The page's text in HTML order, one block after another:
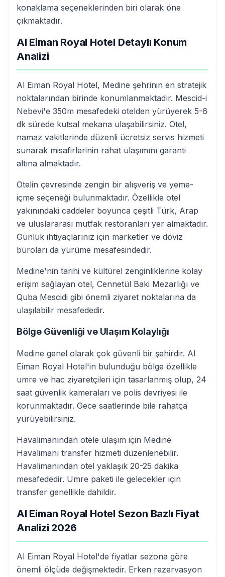
konaklama seçeneklerinden biri olarak öne
çıkmaktadır.
Al Eiman Royal Hotel Detaylı Konum
Analizi
Al Eiman Royal Hotel, Medine şehrinin en stratejik
noktalarından birinde konumlanmaktadır. Mescid-i
Nebevi'e 350m mesafedeki otelden yürüyerek 5-6
dk sürede kutsal mekana ulaşabilirsiniz. Otel,
namaz vakitlerinde düzenli ücretsiz servis hizmeti
sunarak misafirlerinin rahat ulaşımını garanti
altına almaktadır.
Otelin çevresinde zengin bir alışveriş ve yeme-
içme seçeneği bulunmaktadır. Özellikle otel
yakınındaki caddeler boyunca çeşitli Türk, Arap
ve uluslararası mutfak restoranları yer almaktadır.
Günlük ihtiyaçlarınız için marketler ve döviz
büroları da yürüme mesafesindedir.
Medine'nin tarihi ve kültürel zenginliklerine kolay
erişim sağlayan otel, Cennetül Baki Mezarlığı ve
Quba Mescidi gibi önemli ziyaret noktalarına da
ulaşılabilir mesafededir.
Bölge Güvenliği ve Ulaşım Kolaylığı
Medine genel olarak çok güvenli bir şehirdir. Al
Eiman Royal Hotel'in bulunduğu bölge özellikle
umre ve hac ziyaretçileri için tasarlanmış olup, 24
saat güvenlik kameraları ve polis devriyesi ile
korunmaktadır. Gece saatlerinde bile rahatça
yürüyebilirsiniz.
Havalimanından otele ulaşım için Medine
Havalimanı transfer hizmeti düzenlenebilir.
Havalimanından otel yaklaşık 20-25 dakika
mesafededir. Umre paketi ile gelecekler için
transfer genellikle dahildir.
Al Eiman Royal Hotel Sezon Bazlı Fiyat
Analizi 2026
Al Eiman Royal Hotel'de fiyatlar sezona göre
önemli ölçüde değişmektedir. Erken rezervasyon